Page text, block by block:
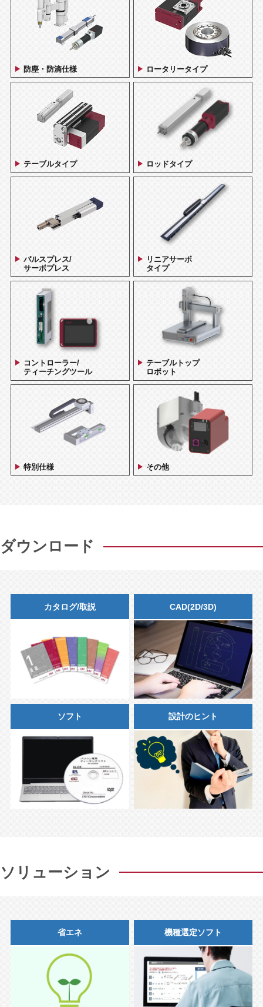
防塵・防滴仕様 ロータリータイプ
テーブルタイプ ロッドタイプ
パルスプレス/
サーボプレス
リニアサーボ
タイプ
コントローラー/
ティーチングツール
テーブルトップ
ロボット
特別仕様 その他
ダウンロード
カタログ/取説 CAD(2D/3D)
ソフト 設計のヒント
ソリューション
省エネ 機種選定ソフト